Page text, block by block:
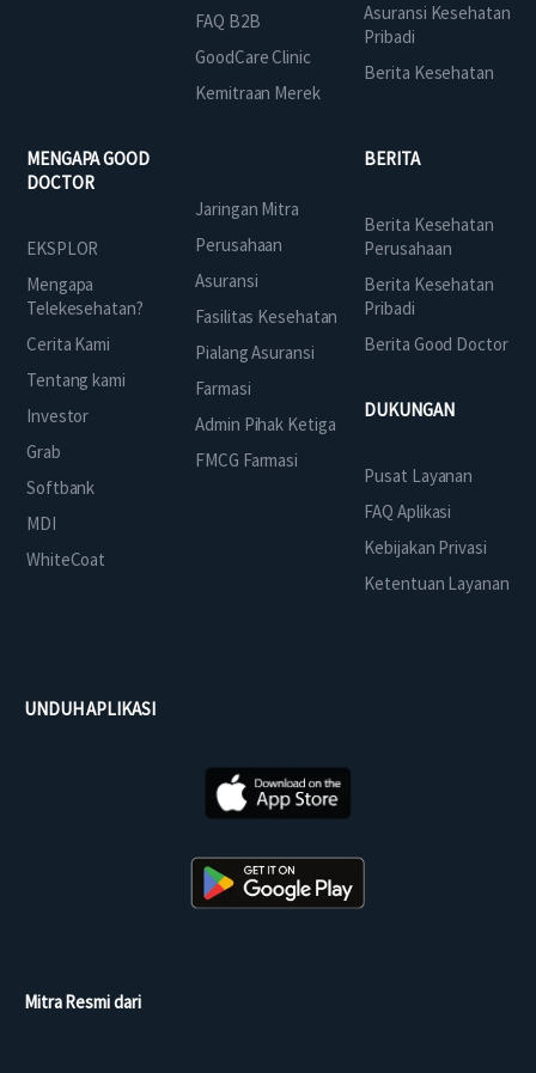
FAQ B2B
GoodCare Clinic
Kemitraan Merek
Asuransi Kesehatan
Pribadi
Berita Kesehatan
MENGAPA GOOD
DOCTOR
EKSPLOR
Mengapa
Telekesehatan?
Cerita Kami
Tentang kami
Investor
Grab
Softbank
MDI
WhiteCoat
Jaringan Mitra
Perusahaan
Asuransi
Fasilitas Kesehatan
Pialang Asuransi
Farmasi
Admin Pihak Ketiga
FMCG Farmasi
BERITA
Berita Kesehatan
Perusahaan
Berita Kesehatan
Pribadi
Berita Good Doctor
DUKUNGAN
Pusat Layanan
FAQ Aplikasi
Kebijakan Privasi
Ketentuan Layanan
UNDUH APLIKASI
Mitra Resmi dari